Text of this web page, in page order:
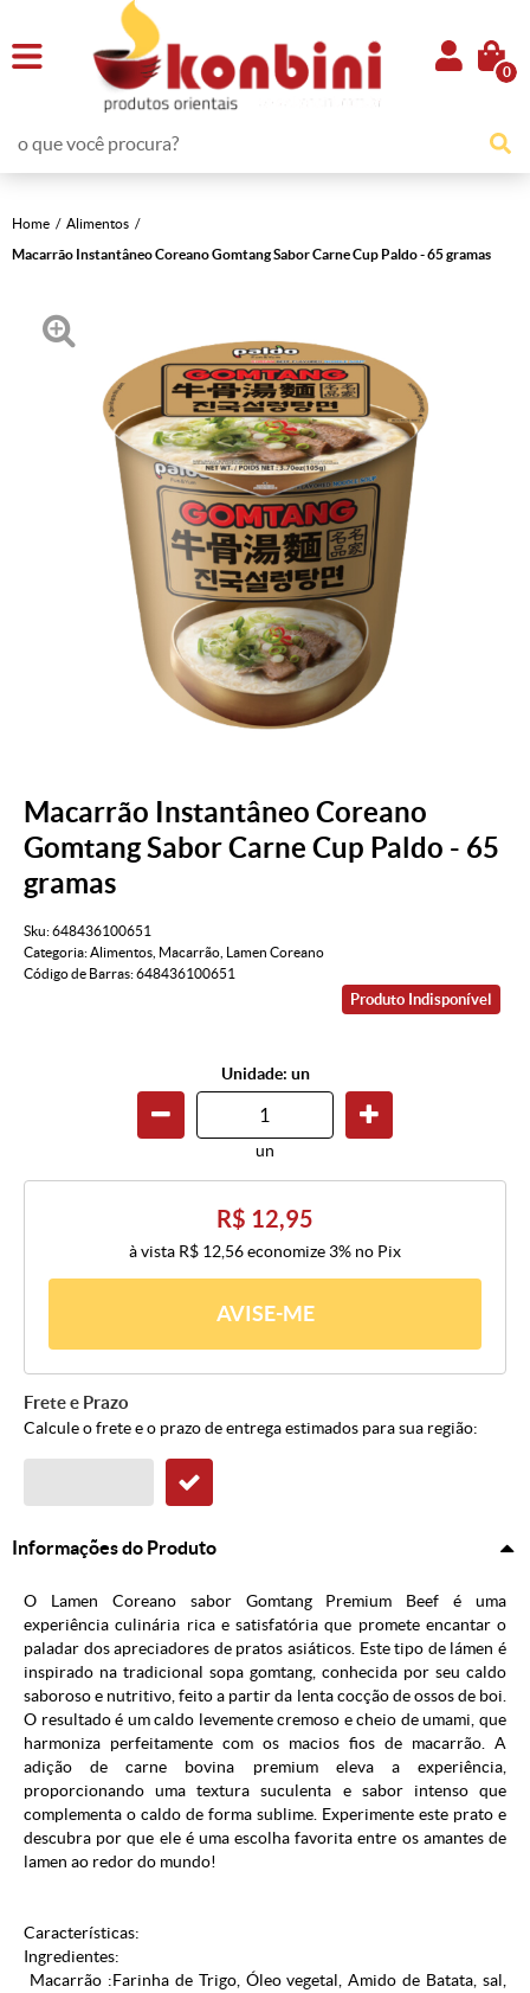
0
Home
Alimentos
Macarrão Instantâneo Coreano Gomtang Sabor Carne Cup Paldo - 65 gramas
Macarrão Instantâneo Coreano
Gomtang Sabor Carne Cup Paldo - 65
gramas
Sku:648436100651
Categoria:Alimentos Macarrão
Lamen Coreano
Código de Barras:648436100651
Produto Indisponível
Unidade: un
un
R$ 12,95
à vista R$ 12,56economize 3% no Pix
AVISE-ME
Frete e Prazo
Calcule o frete e o prazo de entrega estimados para sua região:
Informações do Produto
O Lamen Coreano sabor Gomtang Premium Beef é uma
experiência culinária rica e satisfatória que promete encantar o
paladar dos apreciadores de pratos asiáticos. Este tipo de lámen é
inspirado na tradicional sopa gomtang, conhecida por seu caldo
saboroso e nutritivo, feito a partir da lenta cocção de ossos de boi.
O resultado é um caldo levemente cremoso e cheio de umami, que
harmoniza perfeitamente com os macios fios de macarrão. A
adição de carne bovina premium eleva a experiência,
proporcionando uma textura suculenta e sabor intenso que
complementa o caldo de forma sublime. Experimente este prato e
descubra por que ele é uma escolha favorita entre os amantes de
lamen ao redor do mundo!
Características:
Ingredientes:
Macarrão :Farinha de Trigo, Óleo vegetal, Amido de Batata, sal,